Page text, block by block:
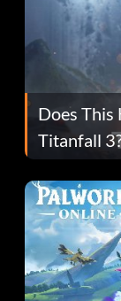
Does
Titanfall
Fans Are